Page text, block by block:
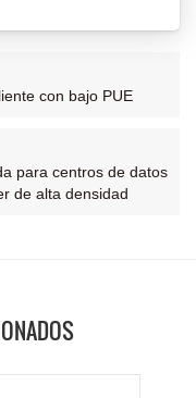
con bajo PUE
para centros de datos
de alta densidad